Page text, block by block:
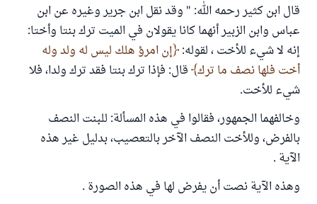
قال ابن كثير رحمه الله: " وقد نقل ابن جرير وغيره عن ابن
عباس وابن الزبير أنهما كانا يقولان في الميت ترك بنتا وأختا:
إنه لا شيء للأخت ، لقوله: إن امرؤ هلك ليس له ولد وله
أخت فلها نصف ما ترك قال: فإذا ترك بنتا فقد ترك ولدا، فلا
شيء للأخت.
وخالفهما الجمهور، فقالوا في هذه المسألة: للبنت النصف
بالفرض، وللأخت النصف الآخر بالتعصيب، بدليل غير هذه
الآية .
وهذه الآية نصت أن يفرض لها في هذه الصورة .